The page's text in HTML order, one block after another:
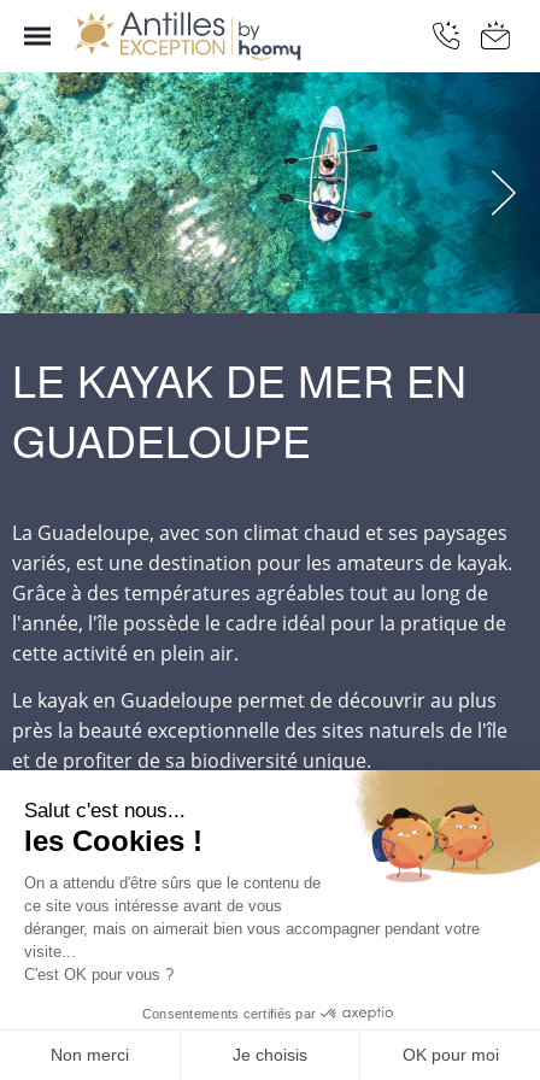
LE KAYAK DE MER EN
GUADELOUPE
La Guadeloupe, avec son climat chaud et ses paysages
variés, est une destination pour les amateurs de kayak.
Grâce à des températures agréables tout au long de
l'année, l'île possède le cadre idéal pour la pratique de
cette activité en plein air.
Le kayak en Guadeloupe permet de découvrir au plus
près la beauté exceptionnelle des sites naturels de l'île
et de profiter de sa biodiversité unique.
Meilleure période pour le Kayak de mer en
La période sèche, de décembre à mai, offre les
meilleures conditions pour des sorties en kayak, avec un
temps propice et une mer plus calme.